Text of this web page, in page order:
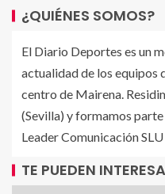
¿QUIÉNES SOMOS?
El Diario Deportes es un
actualidad de los equipos
centro de Mairena.
(Sevilla) y formamos
Leader Comunicación SLU
TE PUEDEN